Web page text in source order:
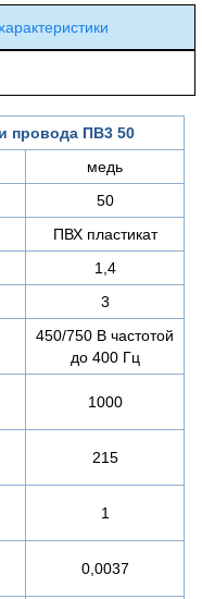
провода ПВ3 50
медь
50
ПВХ пластикат
1,4
3
450/750 В частотой
до 400 Гц
1000
215
1
0,0037